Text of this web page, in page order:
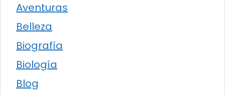
Aventuras
Belleza
Biografía
Biología
Blog